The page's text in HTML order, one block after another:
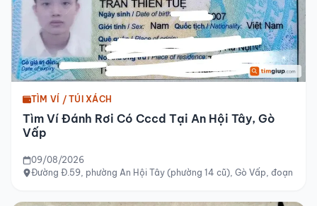
TÌM VÍ / TÚI XÁCH
Tìm Ví Đánh Rơi Có Cccd Tại An Hội Tây, Gò
Vấp
09/08/2026
Đường Đ.59, phường An Hội Tây (phường 14 cũ), Gò Vấp, đoạn từ